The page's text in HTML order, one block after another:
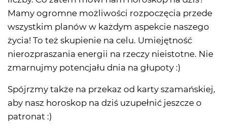
Mamy ogromne możliwości rozpoczęcia przede
wszystkim planów w każdym aspekcie naszego
życia! To też skupienie na celu. Umiejętność
nierozpraszania energii na rzeczy nieistotne. Nie
zmarnujmy potencjału dnia na głupoty :)
Spójrzmy także na przekaz od karty szamańskiej,
aby nasz horoskop na dziś uzupełnić jeszcze o
patronat :)